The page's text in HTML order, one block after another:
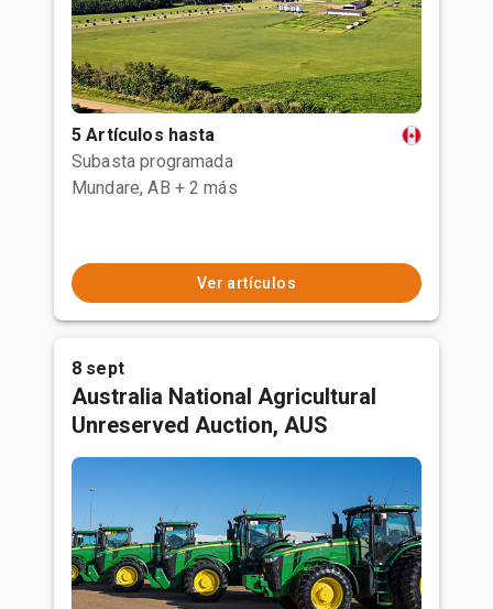
5 Artículos hasta
Subasta programada
Mundare, AB + 2 más
Ver artículos
8 sept
Australia National Agricultural
Unreserved Auction, AUS